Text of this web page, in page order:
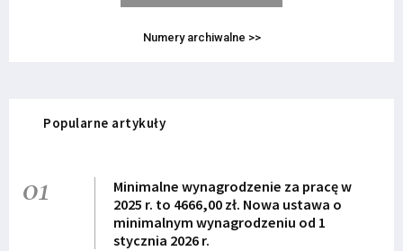
Numery archiwalne >>
Popularne artykuły
01
Minimalne wynagrodzenie za pracę w
2025 r. to 4666,00 zł. Nowa ustawa o
minimalnym wynagrodzeniu od 1
stycznia 2026 r.